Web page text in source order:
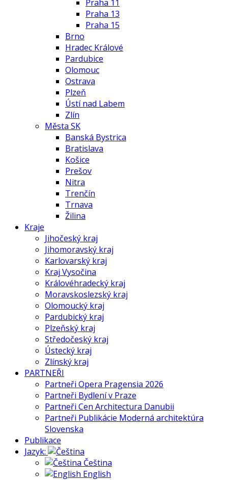
Praha 11
Praha 13
Praha 15
Brno
Hradec Králové
Pardubice
Olomouc
Ostrava
Plzeň
Ústí nad Labem
Zlín
Města SK
Banská Bystrica
Bratislava
Košice
Prešov
Nitra
Trenčín
Trnava
Žilina
Kraje
Jihočeský kraj
Jihomoravský kraj
Karlovarský kraj
Kraj Vysočina
Královéhradecký kraj
Moravskoslezský kraj
Olomoucký kraj
Pardubický kraj
Plzeňský kraj
Středočeský kraj
Ústecký kraj
Zlínský kraj
PARTNEŘI
Partneři Opera Pragensia 2026
Partneři Bydlení v Praze
Partneři Cen Architectura Danubii
Partneři Publikácie Moderná architektúra
Slovenska
Publikace
Jazyk:
Čeština
English